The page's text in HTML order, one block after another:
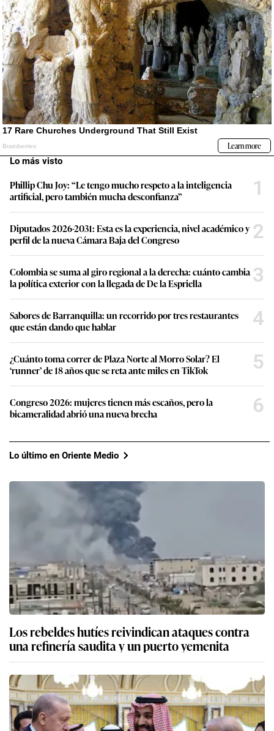
Lo más visto
Phillip Chu Joy: “Le tengo mucho respeto a la inteligencia
artificial, pero también mucha desconfianza”
1
Diputados 2026-2031: Esta es la experiencia, nivel académico y
perfil de la nueva Cámara Baja del Congreso
2
Colombia se suma al giro regional a la derecha: cuánto cambia
la política exterior con la llegada de De la Espriella
3
Sabores de Barranquilla: un recorrido por tres restaurantes
que están dando que hablar
4
¿Cuánto toma correr de Plaza Norte al Morro Solar? El
‘runner’ de 18 años que se reta ante miles en TikTok
5
Congreso 2026: mujeres tienen más escaños, pero la
bicameralidad abrió una nueva brecha
6
Lo último en Oriente Medio
Los rebeldes hutíes reivindican ataques contra
una refinería saudita y un puerto yemenita